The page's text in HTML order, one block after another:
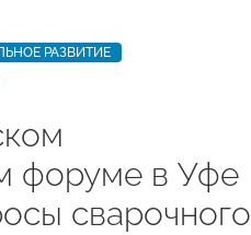
РАЗВИТИЕ
форуме в Уфе
сварочного